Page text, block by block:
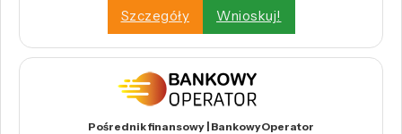
Szczegóły
Wnioskuj!
Pośrednik finansowy | BankowyOperator